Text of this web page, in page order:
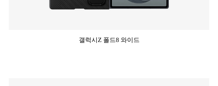
갤럭시Z 폴드8 와이드